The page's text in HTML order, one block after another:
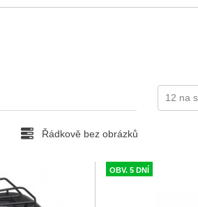
Řádkově bez obrázků
OBV. 5 DNÍ